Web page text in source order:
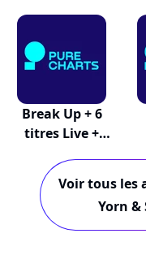
Break Up + 6
titres Live +
Voir tous les
Yorn &